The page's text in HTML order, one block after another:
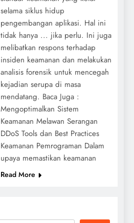
selama siklus hidup
pengembangan aplikasi. Hal ini
tidak hanya ... jika perlu. Ini juga
melibatkan respons terhadap
insiden keamanan dan melakukan
analisis forensik untuk mencegah
kejadian serupa di masa
mendatang. Baca Juga :
Mengoptimalkan Sistem
Keamanan Melawan Serangan
DDoS Tools dan Best Practices
Keamanan Pemrograman Dalam
upaya memastikan keamanan
Read More